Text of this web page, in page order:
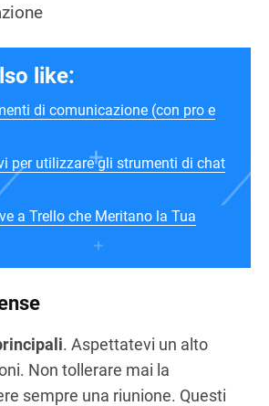
like:
di comunicazione (con pro e
per utilizzare gli strumenti di chat
a Trello che Meritano la Tua
. Aspettatevi un alto
Non tollerare mai la
sempre una riunione. Questi